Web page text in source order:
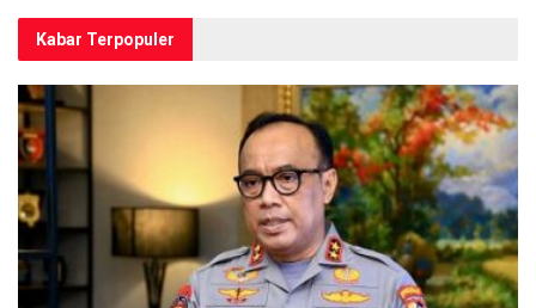
Kabar Terpopuler